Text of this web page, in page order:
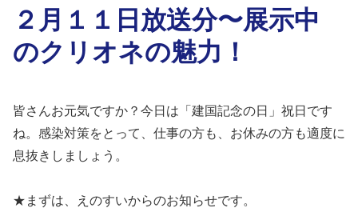
２月１１日放送分〜展示中
のクリオネの魅力！
皆さんお元気ですか？今日は「建国記念の日」祝日です
ね。感染対策をとって、仕事の方も、お休みの方も適度に
息抜きしましょう。
★まずは、えのすいからのお知らせです。